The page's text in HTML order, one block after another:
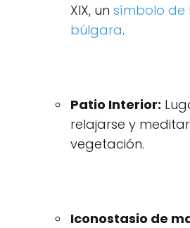
XIX, un símbolo de
búlgara.
Patio Interior:
relajarse y
vegetación.
Iconostasio de